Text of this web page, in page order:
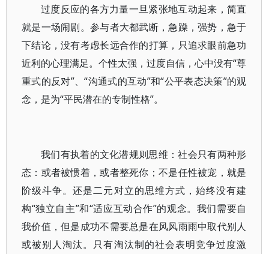
过度反应的各方力量一旦紧张地互动起来，简直
就是一场闹剧。参与者大都武断，急躁，强势，急于
下结论，没有考虑长远合作的打算，只追求眼前急功
近利的心理满足。个性太强，过度自信，心中没有“尊
重式的反对”、“沟通式的互动”和“公平表态决策”的观
念，是为“平民潜在的专制性格”。
我们有执着的文化潜规则思维：社会只有两种形
态：或者被惯着，或者整死你；不是任性被宠，就是
阶级斗争。还是二元对立的思维方式，始终没有建
构“独立自主”和“适应互动合作”的观念。我们需要自
我价值，但是成功不需要总是在风风雨雨中取代别人
或被别人淘汰。只有淘汰制的社会表明竞争过度激